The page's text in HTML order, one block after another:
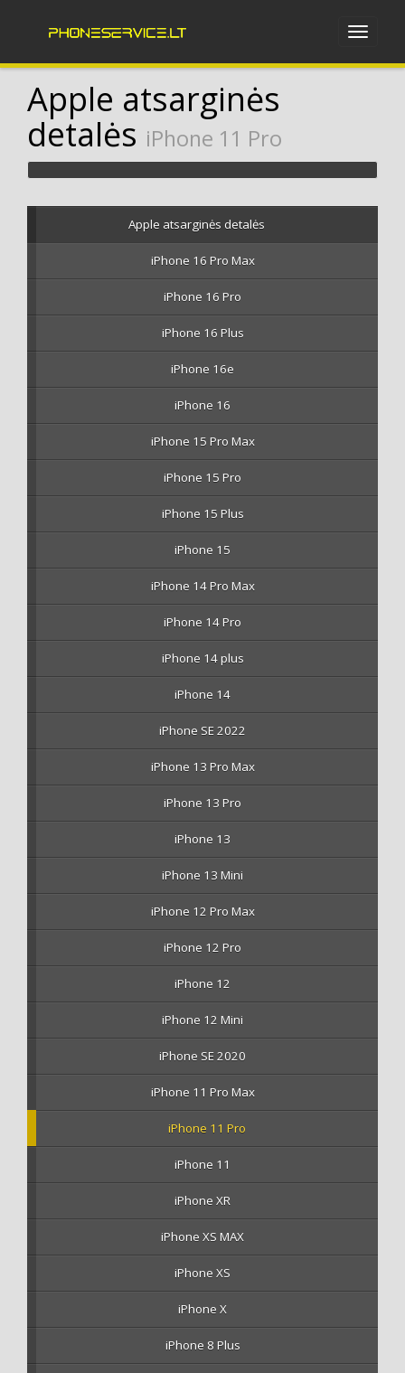
Apple atsarginės
detalės iPhone 11 Pro
Apple atsarginės detalės
iPhone 16 Pro Max
iPhone 16 Pro
iPhone 16 Plus
iPhone 16e
iPhone 16
iPhone 15 Pro Max
iPhone 15 Pro
iPhone 15 Plus
iPhone 15
iPhone 14 Pro Max
iPhone 14 Pro
iPhone 14 plus
iPhone 14
iPhone SE 2022
iPhone 13 Pro Max
iPhone 13 Pro
iPhone 13
iPhone 13 Mini
iPhone 12 Pro Max
iPhone 12 Pro
iPhone 12
iPhone 12 Mini
iPhone SE 2020
iPhone 11 Pro Max
iPhone 11 Pro
iPhone 11
iPhone XR
iPhone XS MAX
iPhone XS
iPhone X
iPhone 8 Plus